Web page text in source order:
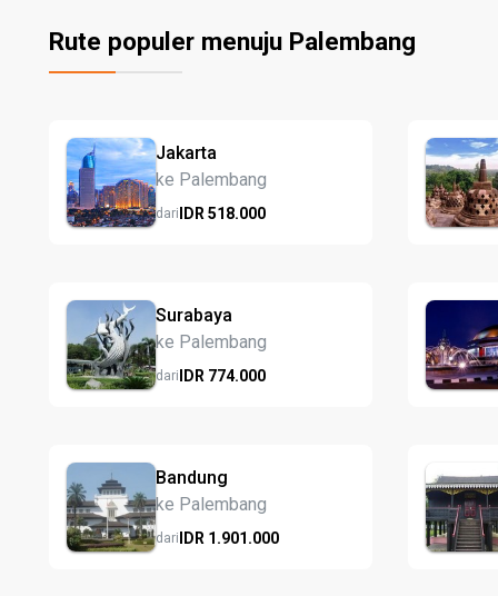
Rute populer menuju Palembang
Jakarta
ke Palembang
dariIDR 518.000
Surabaya
ke Palembang
dariIDR 774.000
Bandung
ke Palembang
dariIDR 1.901.000